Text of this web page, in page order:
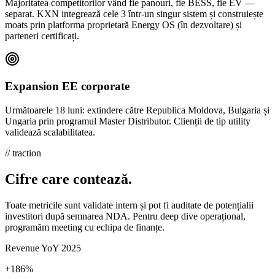
Majoritatea competitorilor vând fie panouri, fie BESS, fie EV —
separat. KXN integrează cele 3 într-un singur sistem și construiește
moats prin platforma proprietară Energy OS (în dezvoltare) și
parteneri certificați.
Expansion EE corporate
Următoarele 18 luni: extindere către Republica Moldova, Bulgaria și
Ungaria prin programul Master Distributor. Clienții de tip utility
validează scalabilitatea.
// traction
Cifre care contează.
Toate metricile sunt validate intern și pot fi auditate de potențialii
investitori după semnarea NDA. Pentru deep dive operațional,
programăm meeting cu echipa de finanțe.
Revenue YoY 2025
+186%